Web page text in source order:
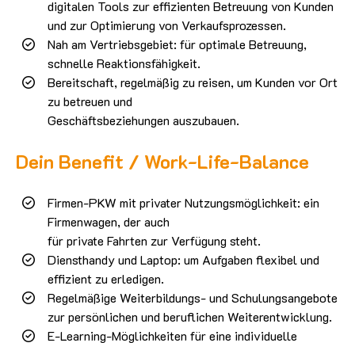
digitalen Tools zur effizienten Betreuung von Kunden
und zur Optimierung von Verkaufsprozessen.
Nah am Vertriebsgebiet: für optimale Betreuung,
schnelle Reaktionsfähigkeit.
Bereitschaft, regelmäßig zu reisen, um Kunden vor Ort
zu betreuen und
Geschäftsbeziehungen auszubauen.
Dein Benefit / Work-Life-Balance
Firmen-PKW mit privater Nutzungsmöglichkeit: ein
Firmenwagen, der auch
für private Fahrten zur Verfügung steht.
Diensthandy und Laptop: um Aufgaben flexibel und
effizient zu erledigen.
Regelmäßige Weiterbildungs- und Schulungsangebote
zur persönlichen und beruflichen Weiterentwicklung.
E-Learning-Möglichkeiten für eine individuelle